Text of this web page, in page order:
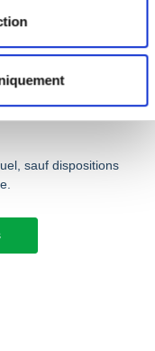
jovacienne, sauf
des plus de 3,5
sauf dispositions